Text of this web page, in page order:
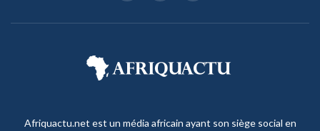
Afriquactu.net est un média africain ayant son siège social en